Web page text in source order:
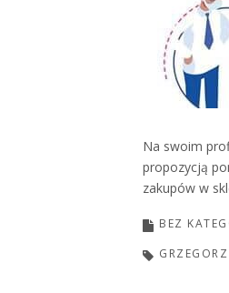
Na swoim
propozycją
zakupów w
BEZ